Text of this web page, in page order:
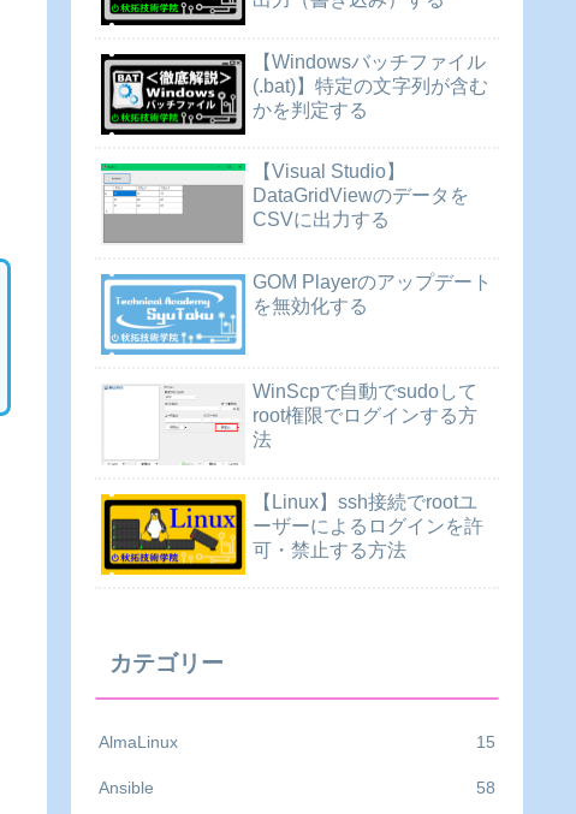
【Windowsバッチファイル
(.bat)】特定の文字列が含む
かを判定する
【Visual Studio】
DataGridViewのデータを
CSVに出力する
GOM Playerのアップデート
を無効化する
WinScpで自動でsudoして
root権限でログインする方
法
【Linux】ssh接続でrootユ
ーザーによるログインを許
可・禁止する方法
カテゴリー
AlmaLinux 15
Ansible 58